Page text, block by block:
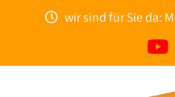
wir sind für Sie da: